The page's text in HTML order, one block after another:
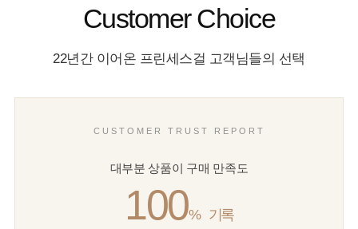
Customer Choice
22년간 이어온 프린세스걸 고객님들의 선택
CUSTOMER TRUST REPORT
대부분 상품이 구매 만족도
100% 기록